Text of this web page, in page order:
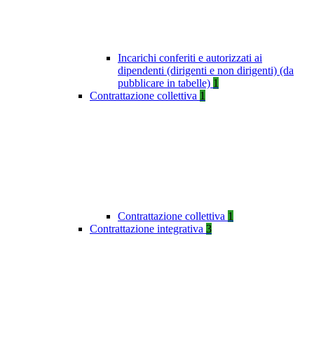
Incarichi conferiti e autorizzati ai
dipendenti (dirigenti e non dirigenti) (da
pubblicare in tabelle) 1
Contrattazione collettiva 1
Contrattazione collettiva 1
Contrattazione integrativa 3